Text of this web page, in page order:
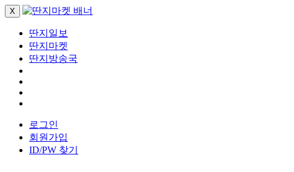
X
딴지일보
딴지마켓
딴지방송국
로그인
회원가입
ID/PW 찾기